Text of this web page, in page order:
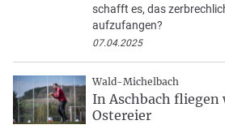
schafft es, das
aufzufangen?
07.04.2025
Wald-Michelbach
In Aschbach fliegen
Ostereier